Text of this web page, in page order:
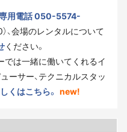
用電話 050-5574-
、会場のレンタルについて
ください。
では一緒に働いてくれるイ
ーサー、テクニカルスタッ
くはこちら。 new!